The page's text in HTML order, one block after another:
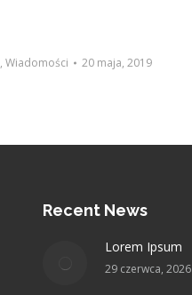
, Wiadomości 20 maja, 2019
Recent News
Lorem Ipsum
29 czerwca, 2026